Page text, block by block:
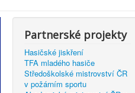
Partnerské projekty
Hasičské jiskření
TFA mladého hasiče
Středoškolské mistrovství ČR
v požárním sportu